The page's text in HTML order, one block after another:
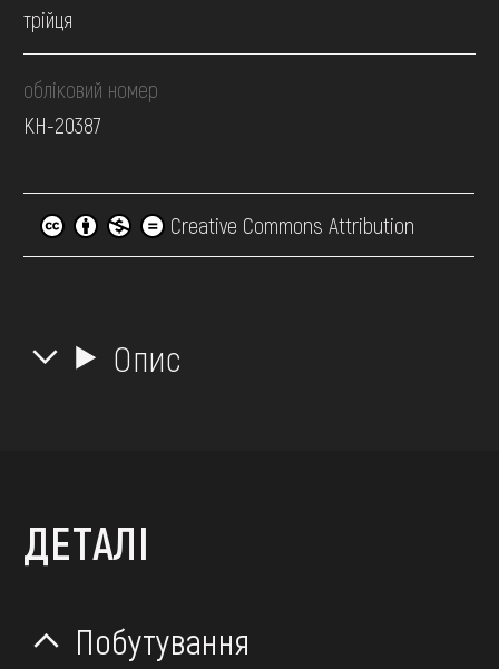
трійця
обліковий номер
КН-20387
Creative Commons Attribution
Опис
ДЕТАЛІ
Побутування